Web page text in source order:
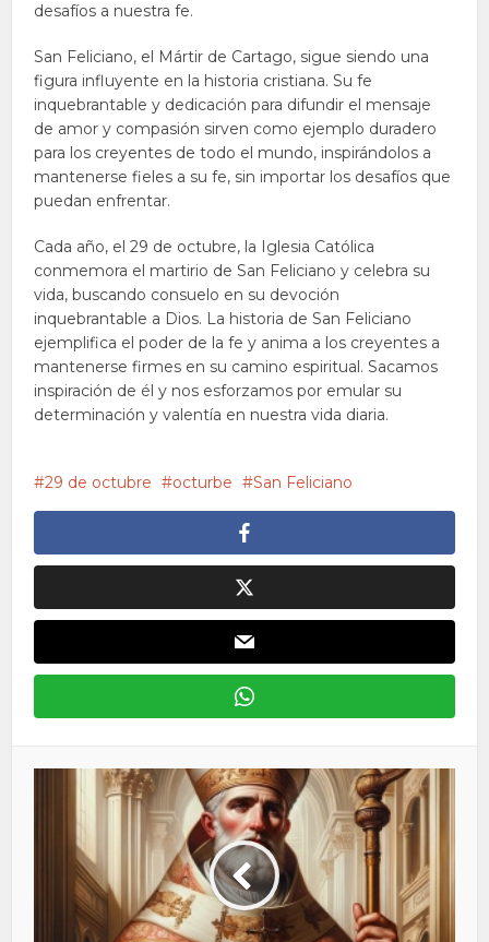
desafíos a nuestra fe.
San Feliciano, el Mártir de Cartago, sigue siendo una
figura influyente en la historia cristiana. Su fe
inquebrantable y dedicación para difundir el mensaje
de amor y compasión sirven como ejemplo duradero
para los creyentes de todo el mundo, inspirándolos a
mantenerse fieles a su fe, sin importar los desafíos que
puedan enfrentar.
Cada año, el 29 de octubre, la Iglesia Católica
conmemora el martirio de San Feliciano y celebra su
vida, buscando consuelo en su devoción
inquebrantable a Dios. La historia de San Feliciano
ejemplifica el poder de la fe y anima a los creyentes a
mantenerse firmes en su camino espiritual. Sacamos
inspiración de él y nos esforzamos por emular su
determinación y valentía en nuestra vida diaria.
29 de octubre octurbe San Feliciano